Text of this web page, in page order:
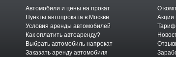
Автомобили и цены на прокат
Пункты автопроката в Москве
Условия аренды автомобилей
Как оплатить автоаренду?
Выбрать автомобиль напрокат
Заказать аренду автомобиля
О
Акции